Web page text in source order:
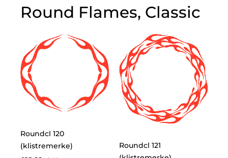
Round Flames, Classic
Roundcl 120
(klistremerke)
Roundcl 121